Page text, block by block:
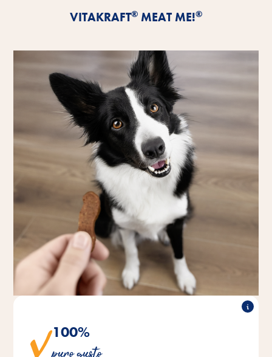
VITAKRAFT® MEAT ME!®
100%
Lo snack naturalmente sano per una ricompensa
adeguata alla specie è realizzato da pura carne.